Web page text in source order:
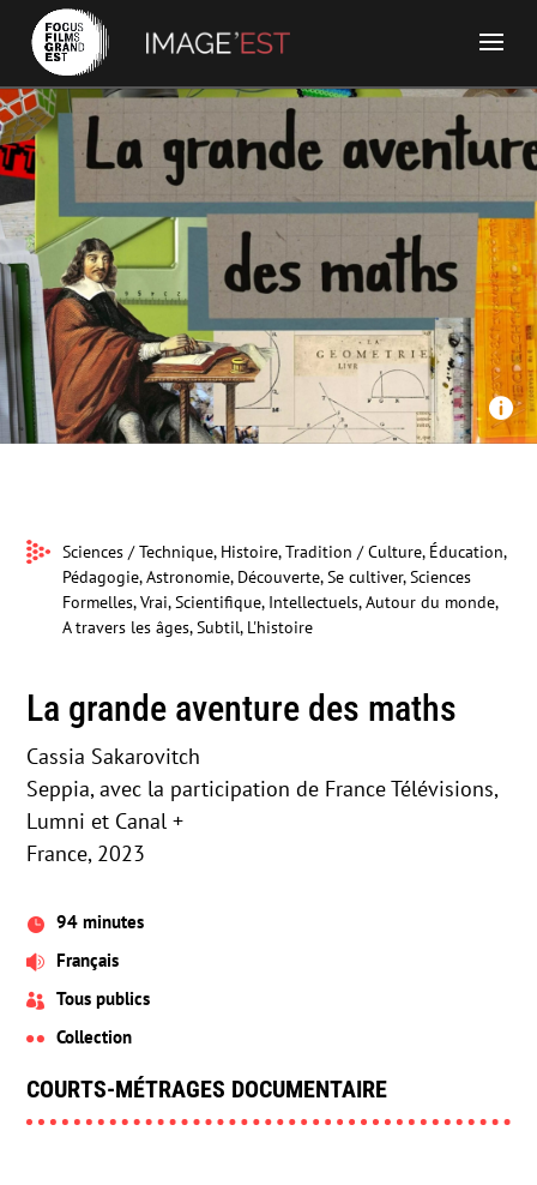
Seppia, avec la participation de France Télévisions, Lumni
et Canal + - La grande aventure des maths 
Sciences / Technique, Histoire, Tradition / Culture, Éducation,
Pédagogie, Astronomie, Découverte, Se cultiver, Sciences
Formelles, Vrai, Scientifique, Intellectuels, Autour du monde,
A travers les âges, Subtil, L'histoire
La grande aventure des maths
Cassia Sakarovitch
Seppia, avec la participation de France Télévisions,
Lumni et Canal +
France, 2023
 94 minutes
 Français
 Tous publics
 Collection
COURTS-MÉTRAGES DOCUMENTAIRE